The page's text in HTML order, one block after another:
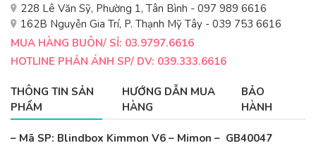
228 Lê Văn Sỹ, Phường 1, Tân Bình - 097 989 6616
162B Nguyễn Gia Trí, P. Thạnh Mỹ Tây - 039 753 6616
MUA HÀNG BUÔN/ SỈ: 03.9797.6616
HOTLINE PHẢN ÁNH SP/ DV: 039.333.6616
THÔNG TIN SẢN
PHẨM
HƯỚNG DẪN MUA
HÀNG
BẢO
HÀNH
– Mã SP: Blindbox Kimmon V6 – Mimon – GB40047